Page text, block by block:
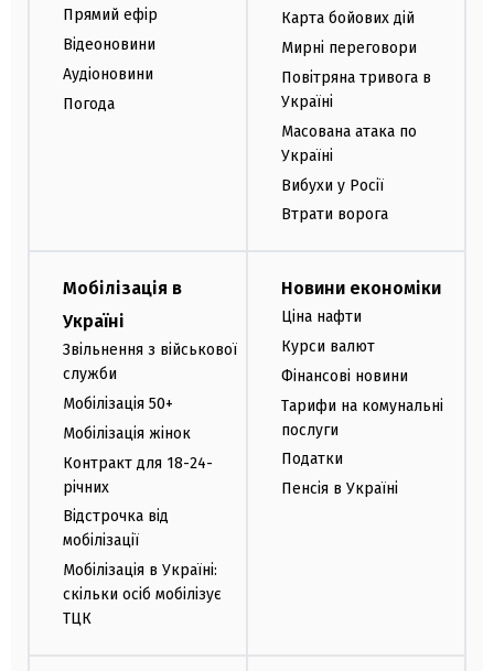
Прямий ефір
Відеоновини
Аудіоновини
Погода
Карта бойових дій
Мирні переговори
Повітряна тривога в
Україні
Масована атака по
Україні
Вибухи у Росії
Втрати ворога
Мобілізація в
Україні
Звільнення з військової
служби
Мобілізація 50+
Мобілізація жінок
Контракт для 18-24-
річних
Відстрочка від
мобілізації
Мобілізація в Україні:
скільки осіб мобілізує
ТЦК
Новини економіки
Ціна нафти
Курси валют
Фінансові новини
Тарифи на комунальні
послуги
Податки
Пенсія в Україні